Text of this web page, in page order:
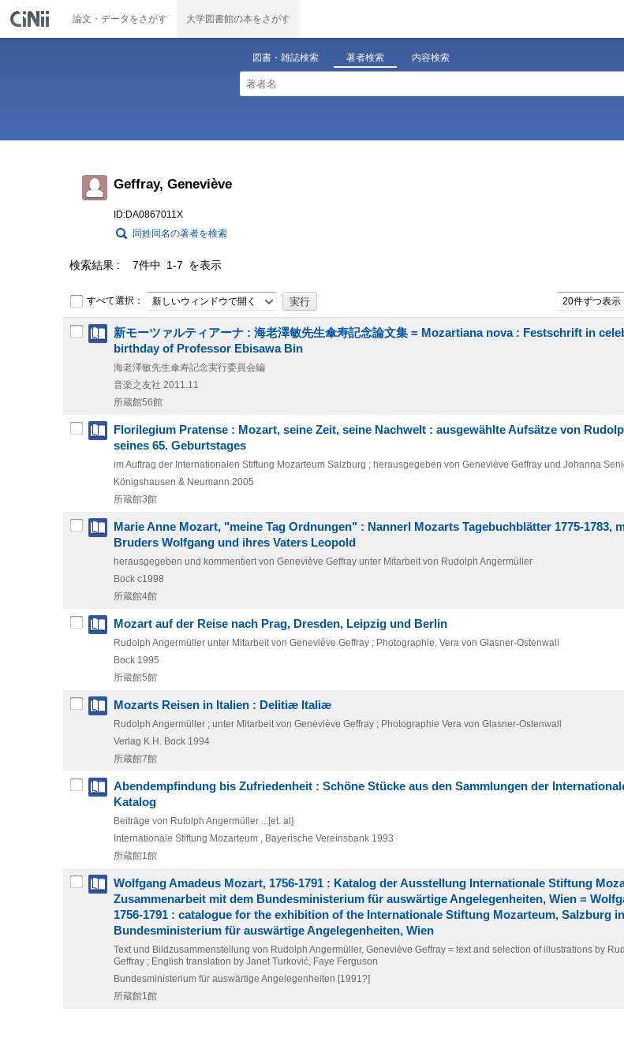
論文・データをさがす 大学図書館の本をさがす
図書・雑誌検索 著者検索 内容検索
Geffray, Geneviève
ID:DA0867011X
同姓同名の著者を検索
検索結果 7件中 1-7 を表示
すべて選択： 新しいウィンドウで開く 20件ずつ表示
新モーツァルティアーナ : 海老澤敏先生傘寿記念論文集 = Mozartiana nova : Festschrift in
birthday of Professor Ebisawa Bin
海老澤敏先生傘寿記念実行委員会編
音楽之友社 2011.11
所蔵館56館
Florilegium Pratense : Mozart, seine Zeit, seine Nachwelt : ausgewählte Aufsätze von
seines 65. Geburtstages
im Auftrag der Internationalen Stiftung Mozarteum Salzburg ; herausgegeben von Geneviève Geffray und Johanna
Königshausen & Neumann 2005
所蔵館3館
Marie Anne Mozart, "meine Tag Ordnungen" : Nannerl Mozarts Tagebuchblätter 1775-1783,
Bruders Wolfgang und ihres Vaters Leopold
herausgegeben und kommentiert von Geneviève Geffray unter Mitarbeit von Rudolph Angermüller
Bock c1998
所蔵館4館
Mozart auf der Reise nach Prag, Dresden, Leipzig und Berlin
Rudolph Angermüller unter Mitarbeit von Geneviève Geffray ; Photographie, Vera von Glasner-Ostenwall
Bock 1995
所蔵館5館
Mozarts Reisen in Italien : Delitiæ Italiæ
Rudolph Angermüller ; unter Mitarbeit von Geneviève Geffray ; Photographie Vera von Glasner-Ostenwall
Verlag K.H. Bock 1994
所蔵館7館
Abendempfindung bis Zufriedenheit : Schöne Stücke aus den Sammlungen der
Katalog
Beiträge von Rufolph Angermüller ...[et. al]
Internationale Stiftung Mozarteum , Bayerische Vereinsbank 1993
所蔵館1館
Wolfgang Amadeus Mozart, 1756-1791 : Katalog der Ausstellung Internationale Stiftung
Zusammenarbeit mit dem Bundesministerium für auswärtige Angelegenheiten, Wien =
1756-1791 : catalogue for the exhibition of the Internationale Stiftung Mozarteum, Salzburg
Bundesministerium für auswärtige Angelegenheiten, Wien
Text und Bildzusammenstellung von Rudolph Angermüller, Geneviève Geffray = text and selection of illustrations by
Geffray ; English translation by Janet Turković, Faye Ferguson
Bundesministerium für auswärtige Angelegenheiten [1991?]
所蔵館1館